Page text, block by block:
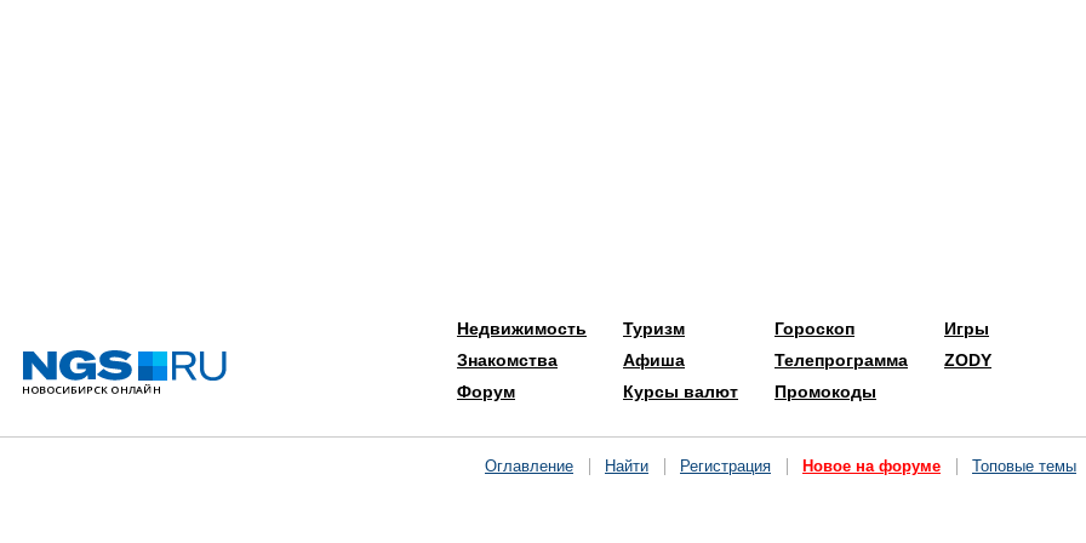
Недвижимость
Знакомства
Форум
Туризм
Афиша
Курсы валют
Гороскоп
Телепрограмма
Промокоды
Игры
ZODY
Оглавление Найти Регистрация Новое на форуме Топовые темы